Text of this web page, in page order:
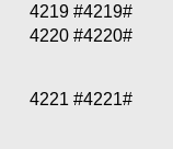
4219 #4219#
4220 #4220#
4221 #4221#